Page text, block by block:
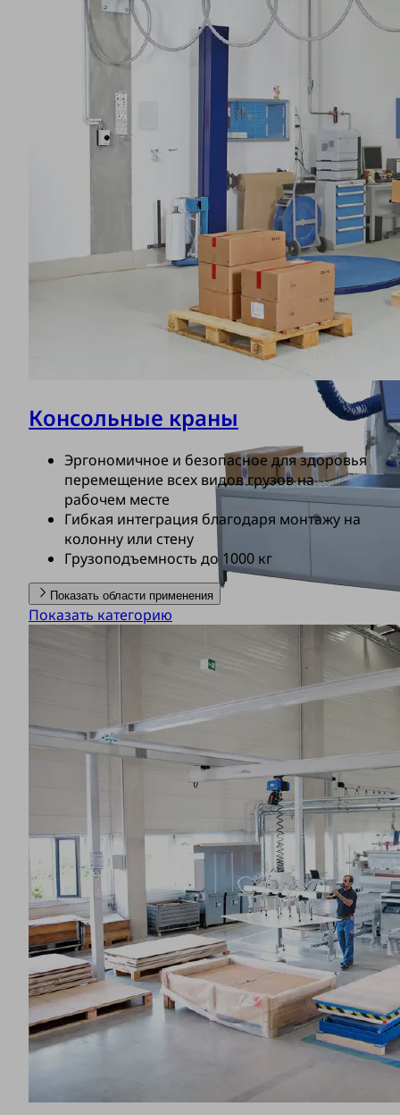
Консольные краны
Эргономичное и безопасное для здоровья
перемещение всех видов грузов на
рабочем месте
Гибкая интеграция благодаря монтажу на
колонну или стену
Грузоподъемность до 1000 кг
Показать области применения
Показать категорию